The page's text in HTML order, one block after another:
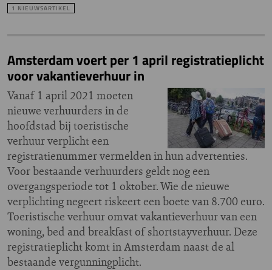
1 NIEUWSARTIKEL
Amsterdam voert per 1 april registratieplicht
voor vakantieverhuur in
Vanaf 1 april 2021 moeten
nieuwe verhuurders in de
hoofdstad bij toeristische
verhuur verplicht een
registratienummer vermelden in hun advertenties.
Voor bestaande verhuurders geldt nog een
overgangsperiode tot 1 oktober. Wie de nieuwe
verplichting negeert riskeert een boete van 8.700 euro.
Toeristische verhuur omvat vakantieverhuur van een
woning, bed and breakfast of shortstayverhuur. Deze
registratieplicht komt in Amsterdam naast de al
bestaande vergunningplicht.